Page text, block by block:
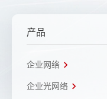
产品
企业网络
企业光网络